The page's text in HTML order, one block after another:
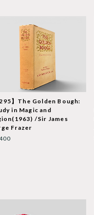
】The Golden Bough:
in Magic and
/Sir James
Frazer